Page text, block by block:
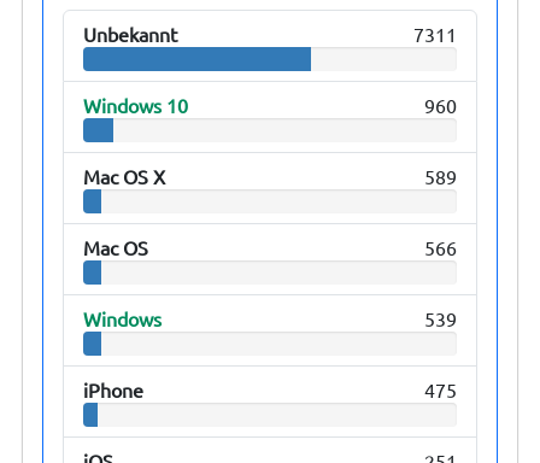
Unbekannt 7311
Windows 10 960
Mac OS X 589
Mac OS 566
Windows 539
iPhone 475